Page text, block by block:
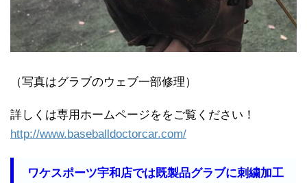
（写真はグラブのウェブ一部修理）
詳しくは専用ホームページををご覧ください！
http://www.baseballdoctorcar.com/
ワケスポーツ宇和店では既製品グラブに刺繍加工